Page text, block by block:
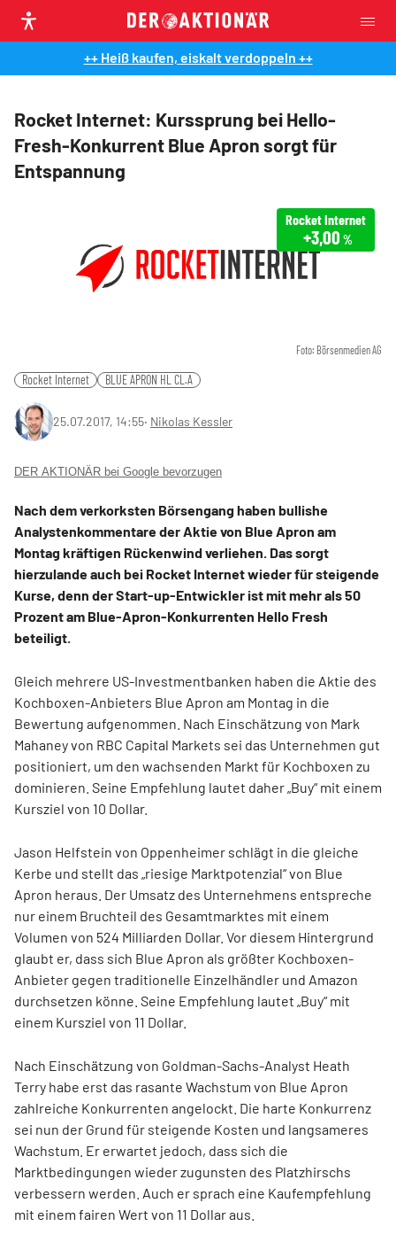
++ Heiß kaufen, eiskalt verdoppeln ++
Rocket Internet: Kurssprung bei Hello-
Fresh-Konkurrent Blue Apron sorgt für
Entspannung
Foto: Börsenmedien AG
Rocket Internet
+3,00 %
Rocket Internet BLUE APRON HL CL.A
25.07.2017, 14:55‧ Nikolas Kessler
DER AKTIONÄR bei Google bevorzugen
Nach dem verkorksten Börsengang haben bullishe
Analystenkommentare der Aktie von Blue Apron am
Montag kräftigen Rückenwind verliehen. Das sorgt
hierzulande auch bei Rocket Internet wieder für steigende
Kurse, denn der Start-up-Entwickler ist mit mehr als 50
Prozent am Blue-Apron-Konkurrenten Hello Fresh
beteiligt.
Gleich mehrere US-Investmentbanken haben die Aktie des
Kochboxen-Anbieters Blue Apron am Montag in die
Bewertung aufgenommen. Nach Einschätzung von Mark
Mahaney von RBC Capital Markets sei das Unternehmen gut
positioniert, um den wachsenden Markt für Kochboxen zu
dominieren. Seine Empfehlung lautet daher „Buy“ mit einem
Kursziel von 10 Dollar.
Jason Helfstein von Oppenheimer schlägt in die gleiche
Kerbe und stellt das „riesige Marktpotenzial“ von Blue
Apron heraus. Der Umsatz des Unternehmens entspreche
nur einem Bruchteil des Gesamtmarktes mit einem
Volumen von 524 Milliarden Dollar. Vor diesem Hintergrund
glaubt er, dass sich Blue Apron als größter Kochboxen-
Anbieter gegen traditionelle Einzelhändler und Amazon
durchsetzen könne. Seine Empfehlung lautet „Buy“ mit
einem Kursziel von 11 Dollar.
Nach Einschätzung von Goldman-Sachs-Analyst Heath
Terry habe erst das rasante Wachstum von Blue Apron
zahlreiche Konkurrenten angelockt. Die harte Konkurrenz
sei nun der Grund für steigende Kosten und langsameres
Wachstum. Er erwartet jedoch, dass sich die
Marktbedingungen wieder zugunsten des Platzhirschs
verbessern werden. Auch er sprach eine Kaufempfehlung
mit einem fairen Wert von 11 Dollar aus.